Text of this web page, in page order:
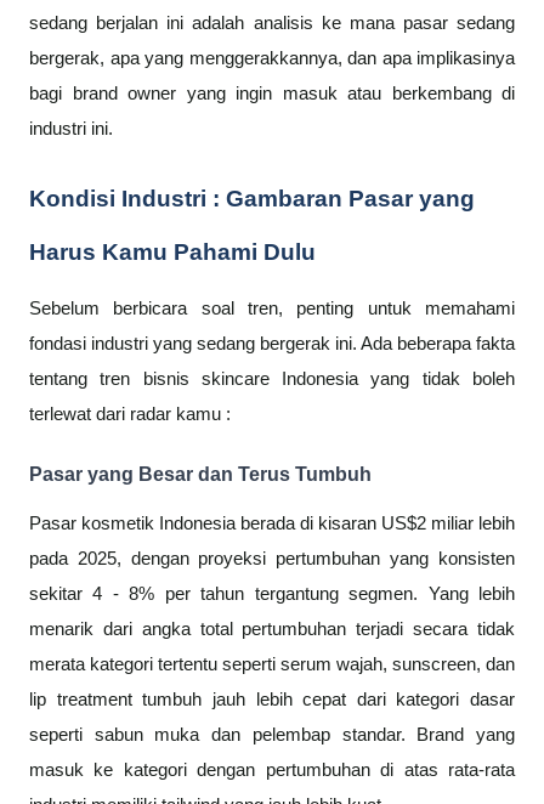
sedang berjalan ini adalah analisis ke mana pasar sedang
bergerak, apa yang menggerakkannya, dan apa implikasinya
bagi brand owner yang ingin masuk atau berkembang di
industri ini.
Kondisi Industri : Gambaran Pasar yang
Harus Kamu Pahami Dulu
Sebelum berbicara soal tren, penting untuk memahami
fondasi industri yang sedang bergerak ini. Ada beberapa fakta
tentang tren bisnis skincare Indonesia yang tidak boleh
terlewat dari radar kamu :
Pasar yang Besar dan Terus Tumbuh
Pasar kosmetik Indonesia berada di kisaran US$2 miliar lebih
pada 2025, dengan proyeksi pertumbuhan yang konsisten
sekitar 4 - 8% per tahun tergantung segmen. Yang lebih
menarik dari angka total pertumbuhan terjadi secara tidak
merata kategori tertentu seperti serum wajah, sunscreen, dan
lip treatment tumbuh jauh lebih cepat dari kategori dasar
seperti sabun muka dan pelembap standar. Brand yang
masuk ke kategori dengan pertumbuhan di atas rata-rata